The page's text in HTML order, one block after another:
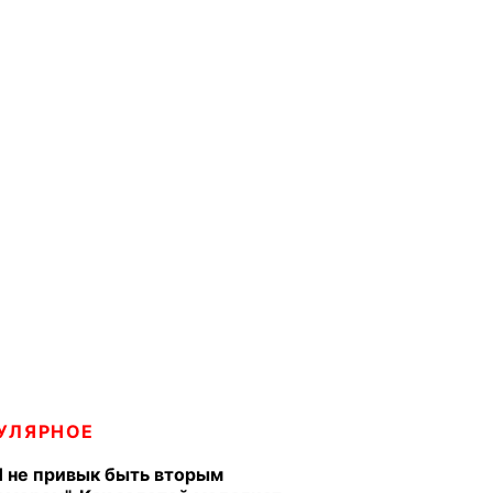
не привык быть вторым